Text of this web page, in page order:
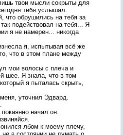
твои мысли сокрыты для
тебя услышал.
что обрушились на тебя за
подействовал на тебя... Я
я не намерен... никогда
я, испытывая всё же
что в этом плане между
мои волосы с плеча и
шее. Я знала, что в том
я пыталась скрыть,
уточнил Эдвард.
начал он.
лбом к моему плечу,